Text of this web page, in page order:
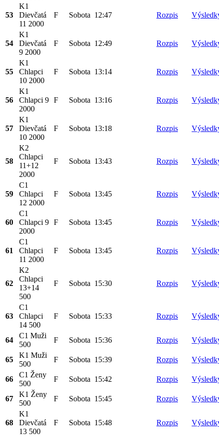
53
K1
Dievčatá
11 2000
F Sobota 12:47 Rozpis
54
K1
Dievčatá
9 2000
F Sobota 12:49 Rozpis
55
K1
Chlapci
10 2000
F Sobota 13:14 Rozpis
56
K1
Chlapci 9
2000
F Sobota 13:16 Rozpis
57
K1
Dievčatá
10 2000
F Sobota 13:18 Rozpis
58
K2
Chlapci
11+12
2000
F Sobota 13:43 Rozpis
59
C1
Chlapci
12 2000
F Sobota 13:45 Rozpis
60
C1
Chlapci 9
2000
F Sobota 13:45 Rozpis
61
C1
Chlapci
11 2000
F Sobota 13:45 Rozpis
62
K2
Chlapci
13+14
500
F Sobota 15:30 Rozpis
63
C1
Chlapci
14 500
F Sobota 15:33 Rozpis
64
C1 Muži
500
F Sobota 15:36 Rozpis
65
K1 Muži
500
F Sobota 15:39 Rozpis
66
C1 Ženy
500
F Sobota 15:42 Rozpis
67
K1 Ženy
500
F Sobota 15:45 Rozpis
68
K1
Dievčatá
13 500
F Sobota 15:48 Rozpis